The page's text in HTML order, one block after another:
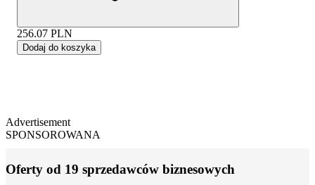
256.07 PLN
Dodaj do koszyka
Advertisement
SPONSOROWANA
Oferty od 19 sprzedawców biznesowych